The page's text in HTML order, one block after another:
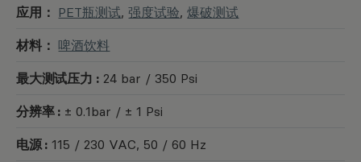
应用： PET瓶测试,强度试验,爆破测试
材料： 啤酒饮料
最大测试压力 :24 bar / 350 Psi
分辨率 : ± 0.1bar / ± 1 Psi
电源 : 115 / 230 VAC, 50 / 60 Hz